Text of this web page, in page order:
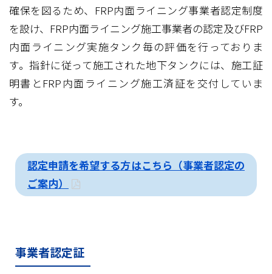
確保を図るため、FRP内面ライニング事業者認定制度
を設け、FRP内面ライニング施工事業者の認定及びFRP
内面ライニング実施タンク毎の評価を行っておりま
す。指針に従って施工された地下タンクには、施工証
明書とFRP内面ライニング施工済証を交付していま
す。
認定申請を希望する方はこちら（事業者認定の
ご案内）
事業者認定証